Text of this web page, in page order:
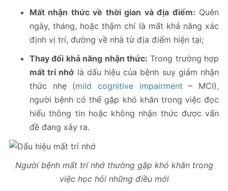
Mất nhận thức về thời gian và địa điểm: Quên
ngày, tháng, hoặc thậm chí là mất khả năng xác
định vị trí, đường về nhà từ địa điểm hiện tại;
Thay đổi khả năng nhận thức: Trong trường hợp
mất trí nhớ là dấu hiệu của bệnh suy giảm nhận
thức nhẹ (mild cognitive impairment – MCI),
người bệnh có thể gặp khó khăn trong việc đọc
hiểu thông tin hoặc không nhận thức được vấn
đề đang xảy ra.
Người bệnh mất trí nhớ thường gặp khó khăn trong
việc học hỏi những điều mới